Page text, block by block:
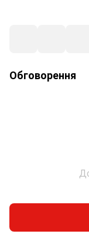
Обговорення